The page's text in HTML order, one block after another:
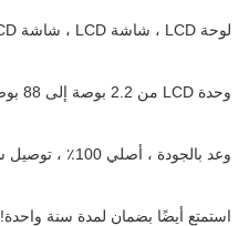
لوحة LCD ، شاشة LCD ، شاشة LCD ، شاشة LCD ،
وحدة LCD من 2.2 بوصة إلى 88 بوصة.
وعد بالجودة ، أصلي 100٪ ، توصيل سريع ،
استمتع أيضًا بضمان لمدة سنة واحدة!